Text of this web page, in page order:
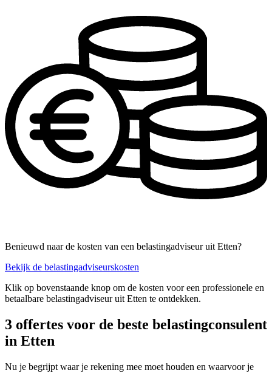
Benieuwd naar de kosten van een belastingadviseur uit Etten?
Bekijk de belastingadviseurskosten
Klik op bovenstaande knop om de kosten voor een professionele en
betaalbare belastingadviseur uit Etten te ontdekken.
3 offertes voor de beste belastingconsulent
in Etten
Nu je begrijpt waar je rekening mee moet houden en waarvoor je